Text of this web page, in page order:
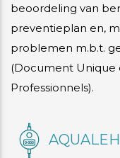
beoordeling van
preventieplan en,
problemen m.b.t.
(Document Unique
Professionnels).